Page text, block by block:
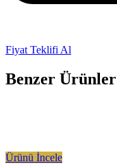
Fiyat Teklifi Al
Benzer Ürünler
Ürünü İncele